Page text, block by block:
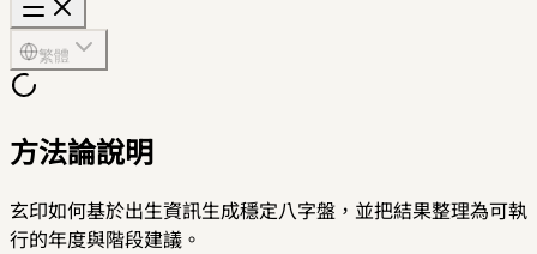
繁體
方法論說明
玄印如何基於出生資訊生成穩定八字盤，並把結果整理為可執
行的年度與階段建議。